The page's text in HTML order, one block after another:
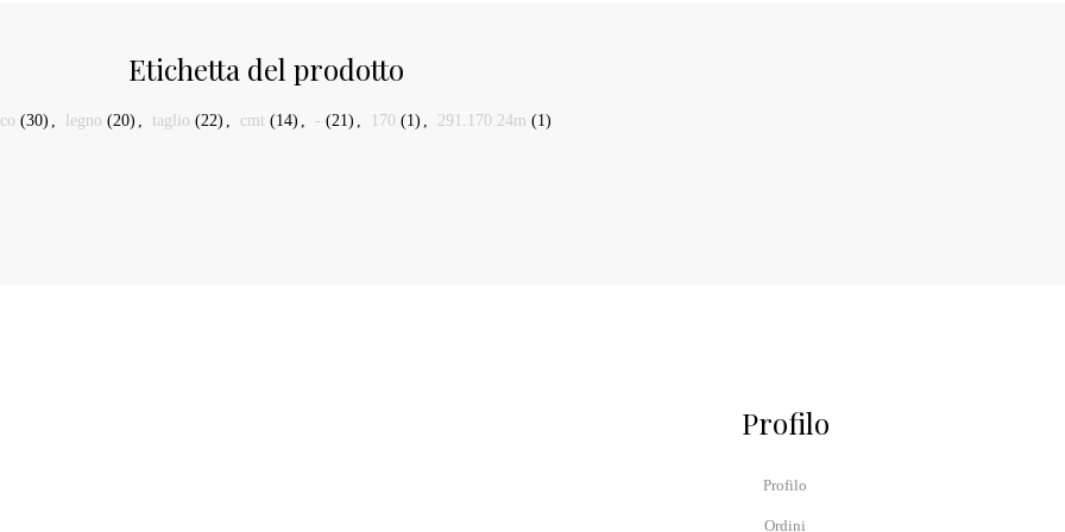
Etichetta del prodotto
(30) legno (20) taglio (22) cmt (14) - (21) 170 (1) 291.170.24m (1)
Profilo
Profilo
Ordini